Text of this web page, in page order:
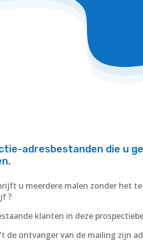
adresbestanden die u
.
u meerdere malen zonder het
?
klanten in deze
de ontvanger van de mailing zijn